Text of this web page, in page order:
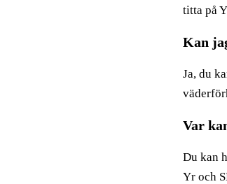
titta på
Kan
Ja, du
Var
Du kan
Yr och